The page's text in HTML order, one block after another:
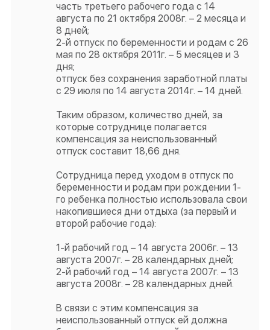
часть третьего рабочего года с 14
августа по 21 октября 2008г. – 2 месяца и
8 дней;
2-й отпуск по беременности и родам с 26
мая по 28 октября 2011г. – 5 месяцев и 3
дня;
отпуск без сохранения заработной платы
с 29 июля по 14 августа 2014г. – 14 дней.
Таким образом, количество дней, за
которые сотруднице полагается
компенсация за неиспользованный
отпуск составит 18,66 дня.
Сотрудница перед уходом в отпуск по
беременности и родам при рождении 1-
го ребенка полностью использовала свои
накопившиеся дни отдыха (за первый и
второй рабочие года):
1-й рабочий год – 14 августа 2006г. – 13
августа 2007г. – 28 календарных дней;
2-й рабочий год – 14 августа 2007г. – 13
августа 2008г. – 28 календарных дней.
В связи с этим компенсация за
неиспользованный отпуск ей должна